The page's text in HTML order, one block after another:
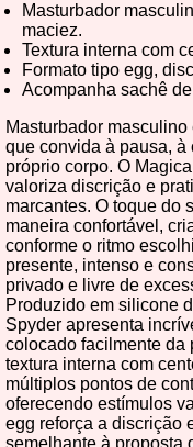
Masturbador
maciez.
Textura interna com
Formato tipo egg,
Acompanha sachê
Masturbador
que convida à pausa,
próprio corpo. O
valoriza discrição e
marcantes. O toque do
maneira confortável,
conforme o ritmo
presente, intenso e
privado e livre de
Produzido em silicone
Spyder apresenta
colocado facilmente da
textura interna com
múltiplos pontos de
oferecendo estímulos
egg reforça a discrição
semelhante à proposta